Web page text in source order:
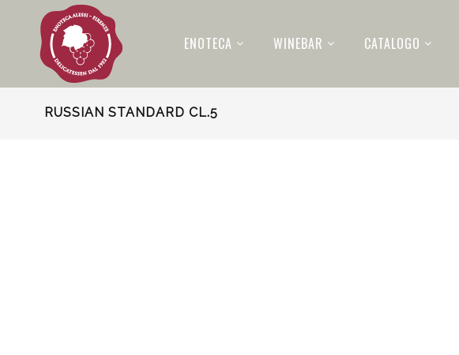
ENOTECA WINEBAR CATALOGO
RUSSIAN STANDARD CL.5